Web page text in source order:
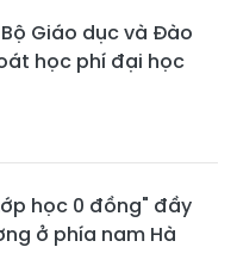
Giáo dục và Đào
học phí đại học
học 0 đồng" đầy
ở phía nam Hà